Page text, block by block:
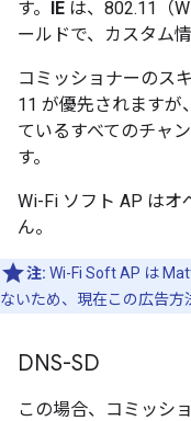
す。 IE は、802.11（
ールドで、カスタム
コミッショナーのス
11 が優先されますが
ているすべてのチャ
す。
Wi-Fi ソフト AP はオ
ん。
注: Wi-Fi Soft AP は
ないため、現在この広告方
DNS-SD
この場合、コミッシ